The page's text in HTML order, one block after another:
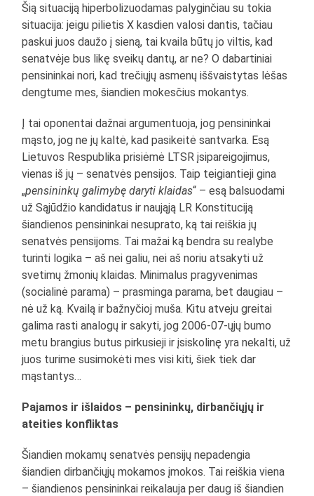
Šią situaciją hiperbolizuodamas palyginčiau su tokia
situacija: jeigu pilietis X kasdien valosi dantis, tačiau
paskui juos daužo į sieną, tai kvaila būtų jo viltis, kad
senatvėje bus likę sveikų dantų, ar ne? O dabartiniai
pensininkai nori, kad trečiųjų asmenų iššvaistytas lėšas
dengtume mes, šiandien mokesčius mokantys.
Į tai oponentai dažnai argumentuoja, jog pensininkai
mąsto, jog ne jų kaltė, kad pasikeitė santvarka. Esą
Lietuvos Respublika prisiėmė LTSR įsipareigojimus,
vienas iš jų – senatvės pensijos. Taip teigiantieji gina
„pensininkų galimybę daryti klaidas“ – esą balsuodami
už Sąjūdžio kandidatus ir naująją LR Konstituciją
šiandienos pensininkai nesuprato, ką tai reiškia jų
senatvės pensijoms. Tai mažai ką bendra su realybe
turinti logika – aš nei galiu, nei aš noriu atsakyti už
svetimų žmonių klaidas. Minimalus pragyvenimas
(socialinė parama) – prasminga parama, bet daugiau –
nė už ką. Kvailą ir bažnyčioj muša. Kitu atveju greitai
galima rasti analogų ir sakyti, jog 2006-07-ųjų bumo
metu brangius butus pirkusieji ir įsiskolinę yra nekalti, už
juos turime susimokėti mes visi kiti, šiek tiek dar
mąstantys…
Pajamos ir išlaidos – pensininkų, dirbančiųjų ir
ateities konfliktas
Šiandien mokamų senatvės pensijų nepadengia
šiandien dirbančiųjų mokamos įmokos. Tai reiškia viena
– šiandienos pensininkai reikalauja per daug iš šiandien